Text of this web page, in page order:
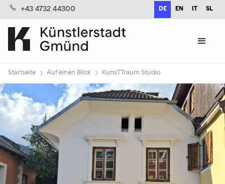
+43 4732 44300 DE EN SL
Startseite › Auf einen Blick › KunsTTraum Studio